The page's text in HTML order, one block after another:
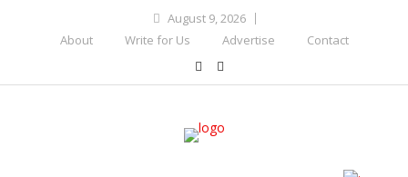
August 9, 2026
About
Write for Us Advertise Contact